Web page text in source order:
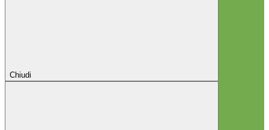
Chiudi